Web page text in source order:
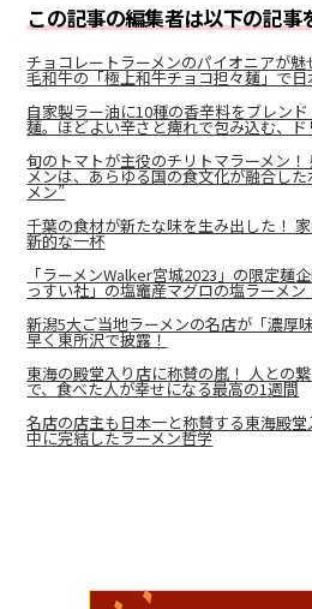
この記事の編集者は以下の記事
チョコレートラーメンのパイオニアが
毛和牛の「極上和牛チョコ担々麺」で
自家製ラー油に10種の香辛料をブレン
麺。ほどよい辛さと痺れで包み込む、
旬のトマトが主役のチリトマラーメン！
メンは、あらゆる国の食文化が融合し
メン”
千葉の食材が新たな味を生み出した！
新的な一杯
「ラーメンWalker宮城2023」の限定麺
っすい社」の塩竈産マグロの塩ラーメン
新潟5大ご当地ラーメンの名店が「濃厚
早く東所沢で披露！
東海の殿堂入り店に称賛の嵐！ 人との
で、食べた人が幸せになる最高の1週間
名店の店主も日本一と称賛する東海殿
中に完結したラーメン哲学